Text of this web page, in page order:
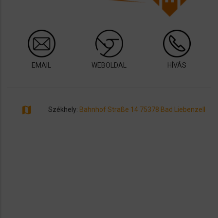
EMAIL WEBOLDAL HÍVÁS
map Székhely: Bahnhof Straße 14 75378 Bad Liebenzell